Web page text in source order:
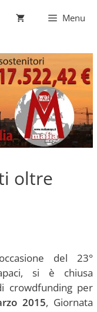
Menu
oltre
del 23°
si è chiusa
crowdfunding per
2015, Giornata